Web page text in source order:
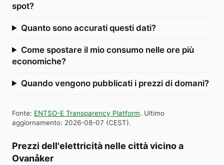
spot?
Quanto sono accurati questi dati?
Come spostare il mio consumo nelle ore più
economiche?
Quando vengono pubblicati i prezzi di domani?
Fonte: ENTSO-E Transparency Platform. Ultimo
aggiornamento: 2026-08-07 (CEST).
Prezzi dell'elettricità nelle città vicino a
Ovanåker